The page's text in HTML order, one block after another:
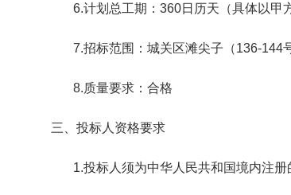
6.计划总工期： 360日历天（具体以甲
7.招标范围：城关区滩尖子（136-144
8.质量要求：合格
三、投标人资格要求
1.投标人须为中华人民共和国境内注册